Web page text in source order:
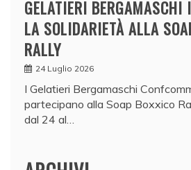
GELATIERI BERGAMASCHI
LA SOLIDARIETÀ ALLA
RALLY
24 Luglio 2026
I Gelatieri Bergamaschi
partecipano alla Soap Boxxico
dal 24 al…